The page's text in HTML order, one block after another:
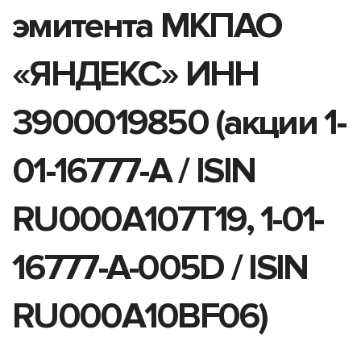
эмитента МКПАО
«ЯНДЕКС» ИНН
3900019850 (акции 1-
01-16777-A / ISIN
RU000A107T19, 1-01-
16777-A-005D / ISIN
RU000A10BF06)